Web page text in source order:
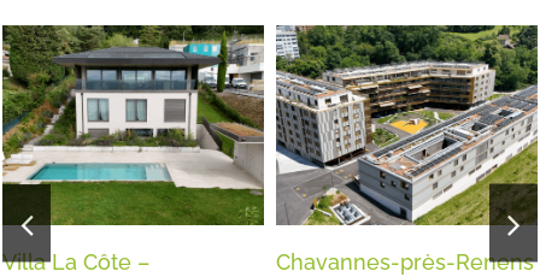
Villa La Côte –
Chavannes-près-Renens